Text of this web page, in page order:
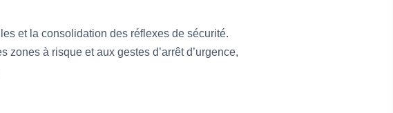
et la consolidation des réflexes de sécurité.
à risque et aux gestes d’arrêt d’urgence,